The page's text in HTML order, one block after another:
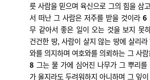
릇 사람을 믿으며 육신으로 그의 힘을 삼
서 떠난 그 사람은 저주를 받을 것이라 6
무 같아서 좋은 일이 오는 것을 보지 못
건건한 땅,사람이 살지 않는 땅에 살리라
와를 의지하며 여호와를 의뢰하는 그 사
8 그는 물 가에 심어진 나무가 그 뿌리
가 올지라도 두려워하지 아니하며 그 잎